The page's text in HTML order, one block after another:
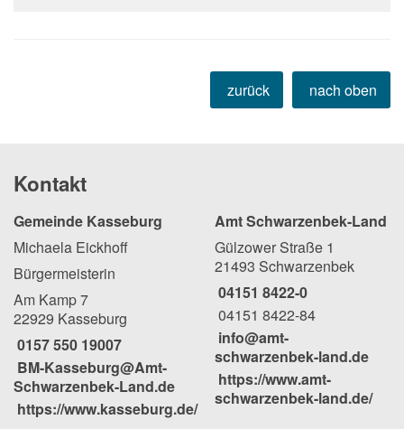
zurück nach oben
Kontakt
Gemeinde Kasseburg
Michaela Eickhoff
Bürgermeisterin
Am Kamp 7
22929 Kasseburg
0157 550 19007
BM-Kasseburg@Amt-
Schwarzenbek-Land.de
https://www.kasseburg.de/
Amt Schwarzenbek-Land
Gülzower Straße 1
21493 Schwarzenbek
04151 8422-0
04151 8422-84
info@amt-
schwarzenbek-land.de
https://www.amt-
schwarzenbek-land.de/